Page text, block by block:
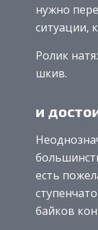
нужно
ситуации,
Ролик
шкив.
и
есть
байков